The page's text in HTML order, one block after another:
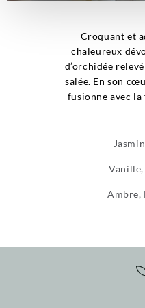
Croquant et
chaleureux
d’orchidée
salée. En son
fusionne avec
Vanille,
Ambre,